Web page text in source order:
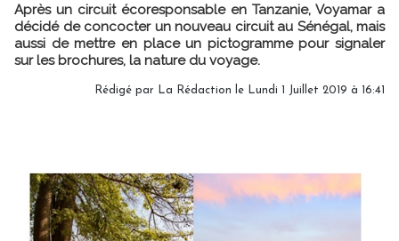
Après un circuit écoresponsable en Tanzanie, Voyamar a
décidé de concocter un nouveau circuit au Sénégal, mais
aussi de mettre en place un pictogramme pour signaler
sur les brochures, la nature du voyage.
Rédigé par La Rédaction le Lundi 1 Juillet 2019 à 16:41